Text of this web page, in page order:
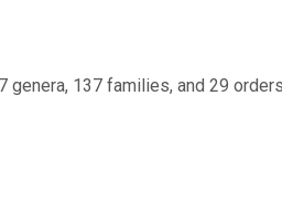
137 families, and 29